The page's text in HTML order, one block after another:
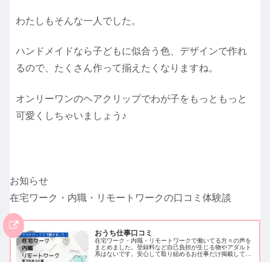
わたしもそんな一人でした。
ハンドメイドなら子どもに似合う色、デザインで作れ
るので、たくさん作って揃えたくなりますね。
オンリーワンのヘアクリップでわが子をもっともっと
可愛くしちゃいましょう♪
お知らせ
在宅ワーク・内職・リモートワークの口コミ体験談
おうち仕事口コミ
在宅ワーク・内職・リモートワークで働いてる方々の声を
まとめました。登録料など自己負担が生じる物やアダルト
系はないです。安心して取り組めるお仕事だけ掲載してい